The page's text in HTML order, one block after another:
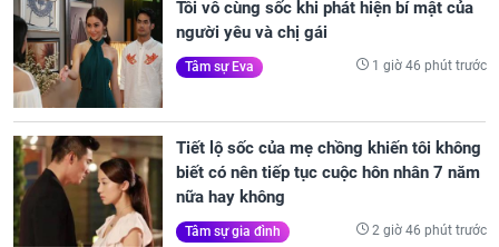
Tôi vô cùng sốc khi phát hiện bí mật của
người yêu và chị gái
Tâm sự Eva 1 giờ 46 phút trước
Tiết lộ sốc của mẹ chồng khiến tôi không
biết có nên tiếp tục cuộc hôn nhân 7 năm
nữa hay không
Tâm sự gia đình 2 giờ 46 phút trước